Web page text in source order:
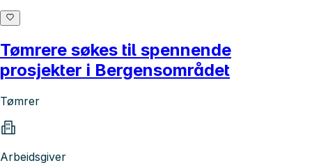
Tømrere søkes til spennende
prosjekter i Bergensområdet
Tømrer
Arbeidsgiver